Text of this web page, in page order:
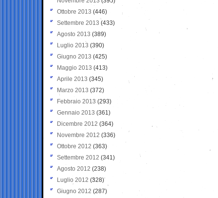
Ottobre 2013 (446)
Settembre 2013 (433)
Agosto 2013 (389)
Luglio 2013 (390)
Giugno 2013 (425)
Maggio 2013 (413)
Aprile 2013 (345)
Marzo 2013 (372)
Febbraio 2013 (293)
Gennaio 2013 (361)
Dicembre 2012 (364)
Novembre 2012 (336)
Ottobre 2012 (363)
Settembre 2012 (341)
Agosto 2012 (238)
Luglio 2012 (328)
Giugno 2012 (287)